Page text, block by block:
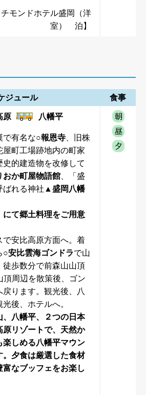
チモンドホテル盛岡（洋
室） 泊】
ジュール
食事
原
八幡平
で有名な○報恩寺、旧株
町工場跡地内の町家
的建造物を改修して
か町屋物語館、「盛
ばれる神社▲盛岡八幡
て郷土料理をご用意
安比高原方面へ。着
○安比雲海ゴンドラで山
歩数分で前森山山頂
周辺を散策後、ゴン
戻ります。観光後、八
後、ホテルへ。
、八幡平、２つの日本
リゾートで、天然か
楽しめる八幡平マウン
。夕食は厳選した食材
なブッフェをお楽し